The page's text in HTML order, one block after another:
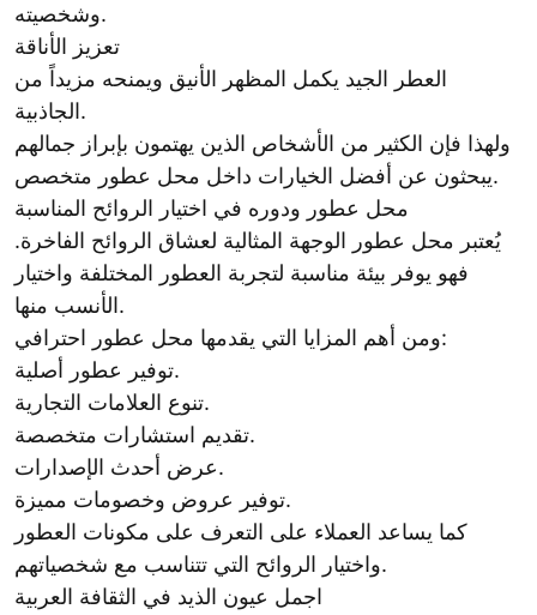
وشخصيته.
تعزيز الأناقة
العطر الجيد يكمل المظهر الأنيق ويمنحه مزيداً من
الجاذبية.
ولهذا فإن الكثير من الأشخاص الذين يهتمون بإبراز جمالهم
يبحثون عن أفضل الخيارات داخل محل عطور متخصص.
محل عطور ودوره في اختيار الروائح المناسبة
يُعتبر محل عطور الوجهة المثالية لعشاق الروائح الفاخرة.
فهو يوفر بيئة مناسبة لتجربة العطور المختلفة واختيار
الأنسب منها.
ومن أهم المزايا التي يقدمها محل عطور احترافي:
توفير عطور أصلية.
تنوع العلامات التجارية.
تقديم استشارات متخصصة.
عرض أحدث الإصدارات.
توفير عروض وخصومات مميزة.
كما يساعد العملاء على التعرف على مكونات العطور
واختيار الروائح التي تتناسب مع شخصياتهم.
اجمل عيون الذيد في الثقافة العربية